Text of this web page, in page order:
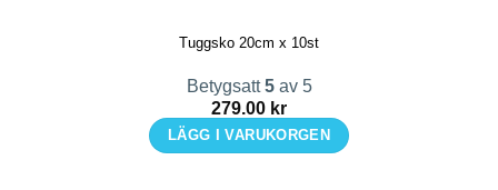
Tuggsko 20cm x 10st
Betygsatt5av 5
279.00 kr
LÄGG I VARUKORGEN